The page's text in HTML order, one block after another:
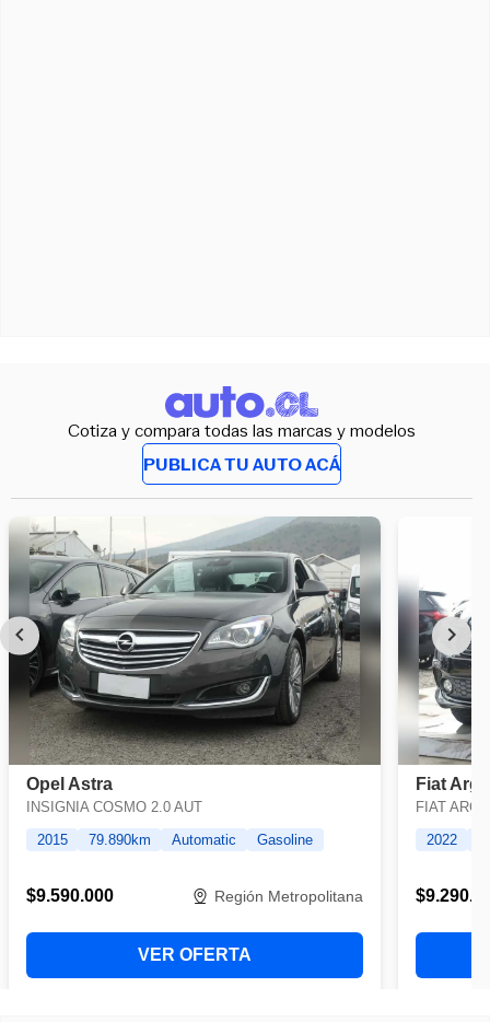
Cotiza y compara todas las marcas y modelos
PUBLICA TU AUTO ACÁ